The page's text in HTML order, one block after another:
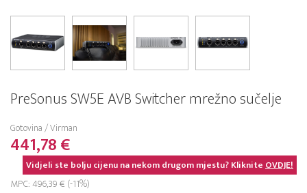
PreSonus SW5E AVB Switcher mrežno sučelje
Gotovina / Virman
441,78 €
Vidjeli ste bolju cijenu na nekom drugom mjestu? KlikniteOVDJE!
MPC: 496,39 € (-11%)